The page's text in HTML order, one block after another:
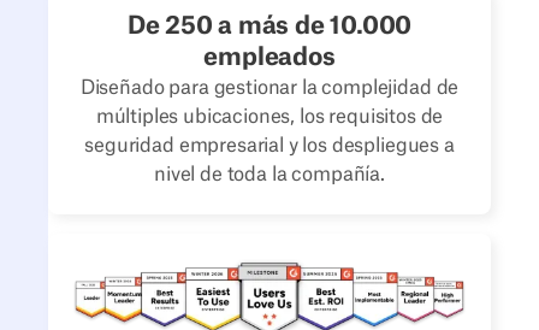
De 250 a más de 10.000
empleados
Diseñado para gestionar la complejidad de
múltiples ubicaciones, los requisitos de
seguridad empresarial y los despliegues a
nivel de toda la compañía.